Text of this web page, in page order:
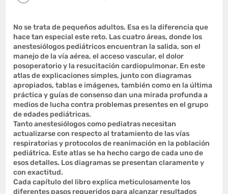
No se trata de pequeños adultos. Esa es la diferencia que
hace tan especial este reto. Las cuatro áreas, donde los
anestesiólogos pediátricos encuentran la salida, son el
manejo de la vía aérea, el acceso vascular, el dolor
posoperatorio y la resucitación cardiopulmonar. En este
atlas de explicaciones simples, junto con diagramas
apropiados, tablas e imágenes, también como en la última
práctica y guías de consenso dan una mirada profunda a
medios de lucha contra problemas presentes en el grupo
de edades pediátricas.
Tanto anestesiólogos como pediatras necesitan
actualizarse con respecto al tratamiento de las vías
respiratorias y protocolos de reanimación en la población
pediátrica. Este atlas se ha hecho cargo de cada uno de
esos detalles. Los diagramas se presentan claramente y
con exactitud.
Cada capítulo del libro explica meticulosamente los
diferentes pasos requeridos para alcanzar resultados